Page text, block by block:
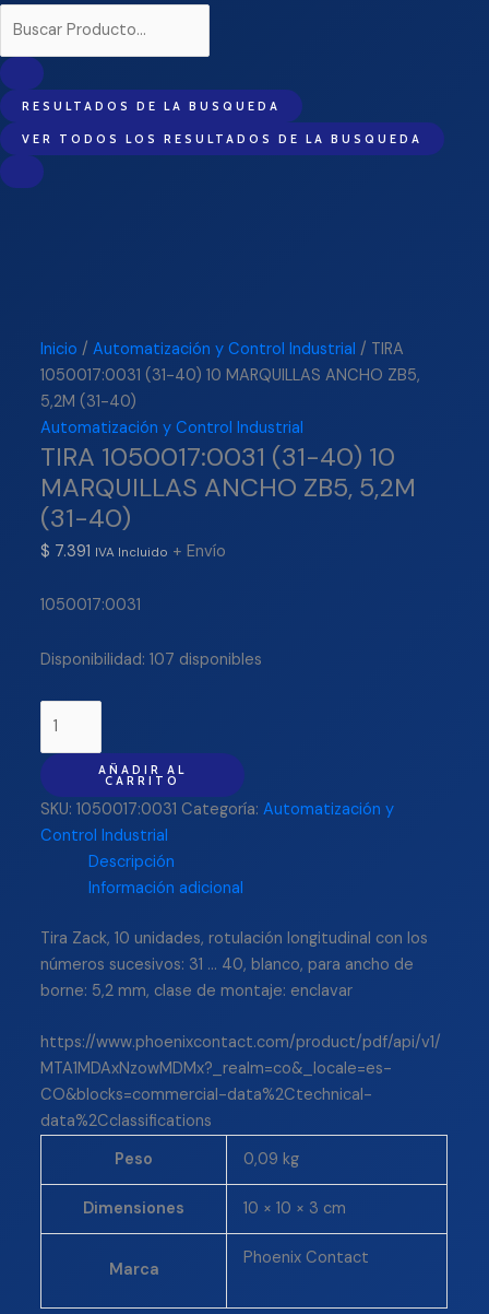
RESULTADOS DE LA BUSQUEDA
VER TODOS LOS RESULTADOS DE LA BUSQUEDA
Inicio /Automatización y Control Industrial / TIRA
1050017:0031 (31-40) 10 MARQUILLAS ANCHO ZB5,
5,2M (31-40)
Automatización y Control Industrial
TIRA 1050017:0031 (31-40) 10
MARQUILLAS ANCHO ZB5, 5,2M
(31-40)
$ 7.391 IVA Incluido + Envío
1050017:0031
Disponibilidad: 107 disponibles
AÑADIR AL
CARRITO
SKU:1050017:0031 Categoría:Automatización y
Control Industrial
Descripción
Información adicional
Tira Zack, 10 unidades, rotulación longitudinal con los
números sucesivos: 31 … 40, blanco, para ancho de
borne: 5,2 mm, clase de montaje: enclavar
https://www.phoenixcontact.com/product/pdf/api/v1/
MTA1MDAxNzowMDMx?_realm=co&_locale=es-
CO&blocks=commercial-data%2Ctechnical-
data%2Cclassifications
Peso
0,09 kg
Dimensiones 10 × 10 × 3 cm
Marca
Phoenix Contact